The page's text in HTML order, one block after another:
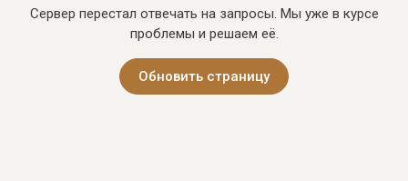
Сервер перестал отвечать на запросы. Мы уже в курсе
проблемы и решаем её.
Обновить страницу